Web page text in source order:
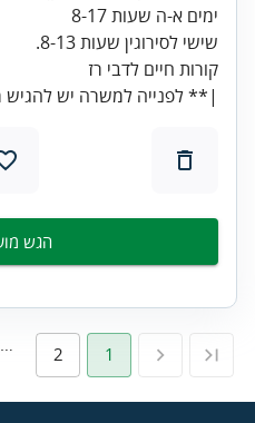
קורות חיים לדבי רז
|** לפנייה למשרה יש להגיש
הגש
1
2